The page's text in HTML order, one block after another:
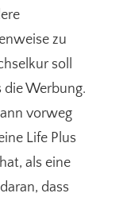
zu
soll
die Werbung.
vorweg
Life Plus
als eine
dass